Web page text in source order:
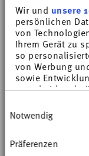
Wir und unsere
persönlichen
von
Ihrem Gerät zu
so
von Werbung
sowie
entscheiden
Cookie-
Trigger Symbol
Wenn Sie es
Notwendig
Präferenzen
SUNNY DAY SOFT
Espresso/Mocha
€ 10,50Price
€ 11,00
30-day best price: